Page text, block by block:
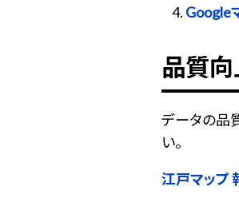
Google
品質
データの品
い。
江戸マップ